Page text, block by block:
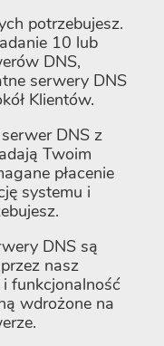
potrzebujesz.
10 lub
DNS,
serwery DNS
Klientów.
DNS z
Twoim
płacenie
systemu i
DNS są
nasz
funkcjonalność
wdrożone na